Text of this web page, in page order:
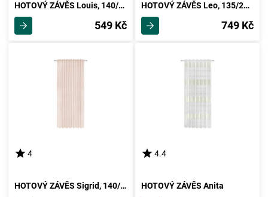
HOTOVÝ ZÁVĚS Louis, 140/245 Cm
549 Kč
HOTOVÝ ZÁVĚS Leo, 135/255cm, Zelená
749 Kč
4
HOTOVÝ ZÁVĚS Sigrid, 140/245 Cm
4.4
HOTOVÝ ZÁVĚS Anita